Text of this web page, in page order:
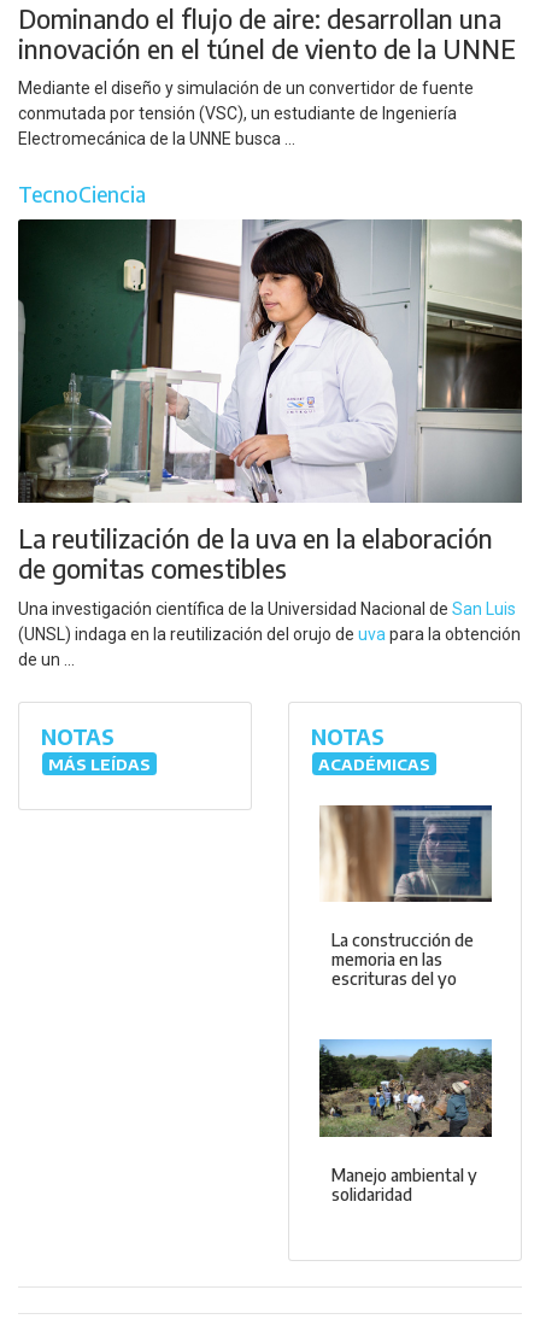
Dominando el flujo de aire: desarrollan una
innovación en el túnel de viento de la UNNE
Mediante el diseño y simulación de un convertidor de fuente
conmutada por tensión (VSC), un estudiante de Ingeniería
Electromecánica de la UNNE busca ...
TecnoCiencia
La reutilización de la uva en la elaboración
de gomitas comestibles
Una investigación científica de la Universidad Nacional de San Luis
(UNSL) indaga en la reutilización del orujo de uva para la obtención
de un ...
NOTAS
MÁS LEÍDAS
NOTAS
ACADÉMICAS
La construcción de
memoria en las
escrituras del yo
Manejo ambiental y
solidaridad